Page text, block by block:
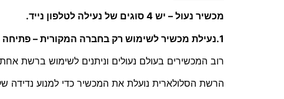
מכשיר נעול – יש 4 סוגים של נעילה לטלפון נייד.
1.נעילת מכשיר לשימוש רק בחברה המקורית – פתיחה לסים פריי SimFree :
רוב המכשירים בעולם נעולים וניתנים לשימוש ברשת
הרשת הסלולארית נועלת את המכשיר כדי למנוע